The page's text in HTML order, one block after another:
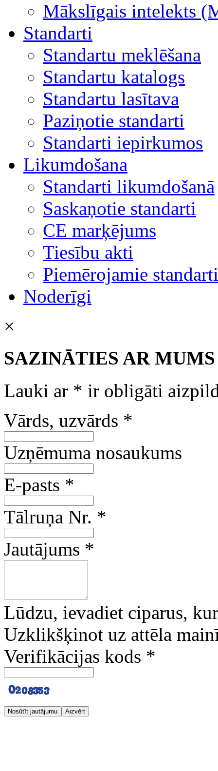
Mākslīgais intelekts
Standarti
Standartu meklēšana
Standartu katalogs
Standartu lasītava
Paziņotie standarti
Standarti iepirkumos
Likumdošana
Standarti likumdošanā
Saskaņotie standarti
CE marķējums
Tiesību akti
Piemērojamie standarti
Noderīgi
×
SAZINĀTIES AR MUMS
Lauki ar * ir obligāti
Vārds, uzvārds *
Uzņēmuma nosaukums
E-pasts *
Tālruņa Nr. *
Jautājums *
Lūdzu, ievadiet ciparus,
Uzklikšķinot uz attēla
Verifikācijas kods *
Nosūtīt jautājumu Aizvērt